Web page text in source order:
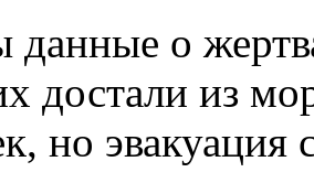
данные о
достали из
но эвакуация